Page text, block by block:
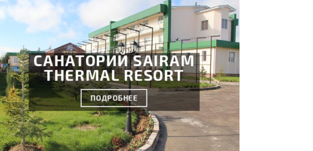
САНАТОРИЙ SAIRAM
THERMAL RESORT
ПОДРОБНЕЕ